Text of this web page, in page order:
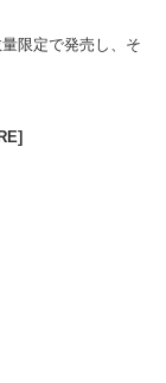
限定で発売し、そ